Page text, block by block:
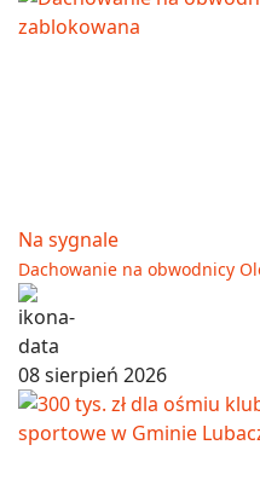
Na sygnale
Dachowanie na obwodnicy
08 sierpień 2026